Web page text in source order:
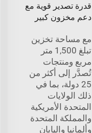
قدرة تصدير قوية مع
دعم مخزون كبير
مع مساحة تخزين
تبلغ 1,500 متر
مربع ومنتجات
تُصدَّر إلى أكثر من
25 دولة، بما في
ذلك الولايات
المتحدة الأمريكية
والمملكة المتحدة
وألمانيا واليابان